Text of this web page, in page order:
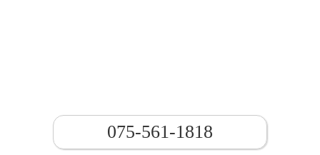
075-561-1818